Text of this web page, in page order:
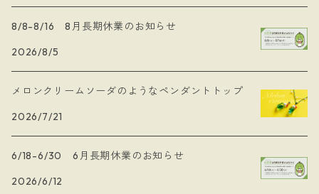
8/8-8/16 8月長期休業のお知らせ
2026/8/5
メロンクリームソーダのようなペンダントトップ
2026/7/21
6/18-6/30 6月長期休業のお知らせ
2026/6/12